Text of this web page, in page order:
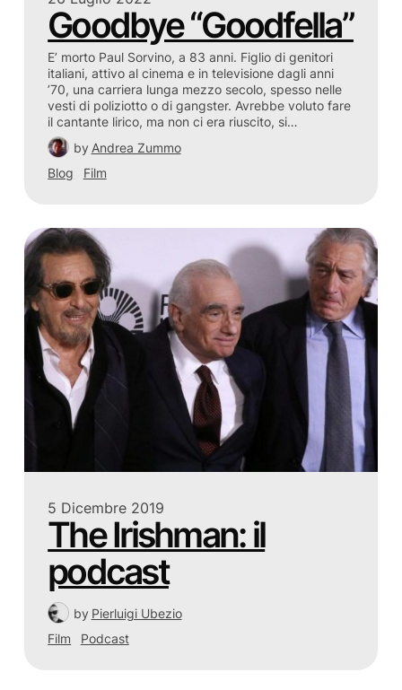
Goodbye “Goodfella”
E’ morto Paul Sorvino, a 83 anni. Figlio di genitori
italiani, attivo al cinema e in televisione dagli anni
’70, una carriera lunga mezzo secolo, spesso nelle
vesti di poliziotto o di gangster. Avrebbe voluto fare
il cantante lirico, ma non ci era riuscito, si…
by Andrea Zummo
Blog
Film
5 Dicembre 2019
The Irishman: il
podcast
by Pierluigi Ubezio
Film
Podcast